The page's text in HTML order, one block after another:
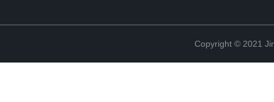
Copyright © 2021